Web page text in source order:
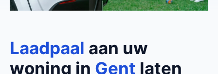
Laadpaal aan uw
woning in Gent laten